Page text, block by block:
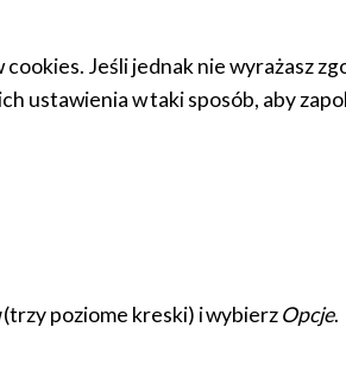
Jeśli jednak nie wyrażasz
ustawienia w taki sposób, aby
(trzy poziome kreski) i wybierzOpcje.